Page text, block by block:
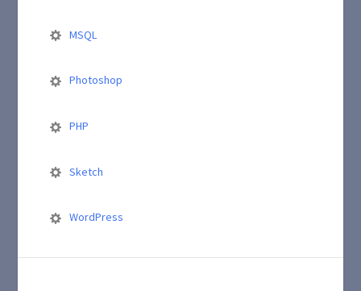
MSQL
Photoshop
PHP
Sketch
WordPress